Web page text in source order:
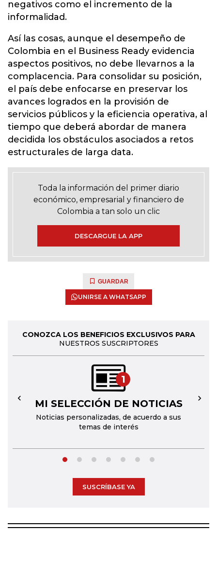
negativos como el incremento de la
informalidad.
Así las cosas, aunque el desempeño de
Colombia en el Business Ready evidencia
aspectos positivos, no debe llevarnos a la
complacencia. Para consolidar su posición,
el país debe enfocarse en preservar los
avances logrados en la provisión de
servicios públicos y la eficiencia operativa, al
tiempo que deberá abordar de manera
decidida los obstáculos asociados a retos
estructurales de larga data.
Toda la información del primer diario
económico, empresarial y financiero de
Colombia a tan solo un clic
DESCARGUE LA APP
GUARDAR
UNIRSE A WHATSAPP
CONOZCA LOS BENEFICIOS EXCLUSIVOS PARA
NUESTROS SUSCRIPTORES
1
MI SELECCIÓN DE NOTICIAS
Noticias personalizadas, de acuerdo a sus
temas de interés
← →
SUSCRÍBASE YA